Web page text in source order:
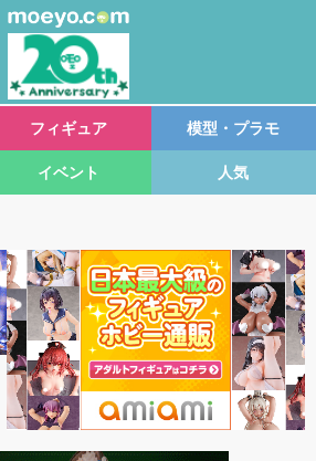
フィギュア 模型・プラモ
イベント 人気